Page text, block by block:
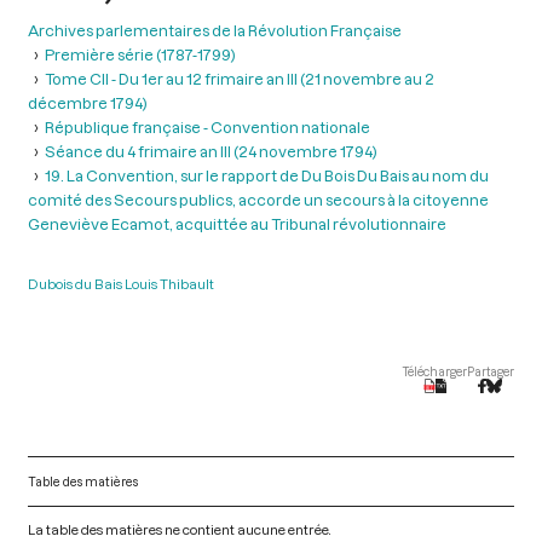
Archives parlementaires de la Révolution Française
Première série (1787-1799)
Tome CII - Du 1er au 12 frimaire an III (21 novembre au 2
décembre 1794)
République française - Convention nationale
Séance du 4 frimaire an III (24 novembre 1794)
19. La Convention, sur le rapport de Du Bois Du Bais au nom du
comité des Secours publics, accorde un secours à la citoyenne
Geneviève Ecamot, acquittée au Tribunal révolutionnaire
Dubois du Bais Louis Thibault
TéléchargerPartager
Table des matières
La table des matières ne contient aucune entrée.